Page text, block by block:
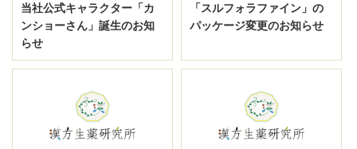
当社公式キャラクター「カ
ンショーさん」誕生のお知
らせ
「スルフォラファイン」の
パッケージ変更のお知らせ